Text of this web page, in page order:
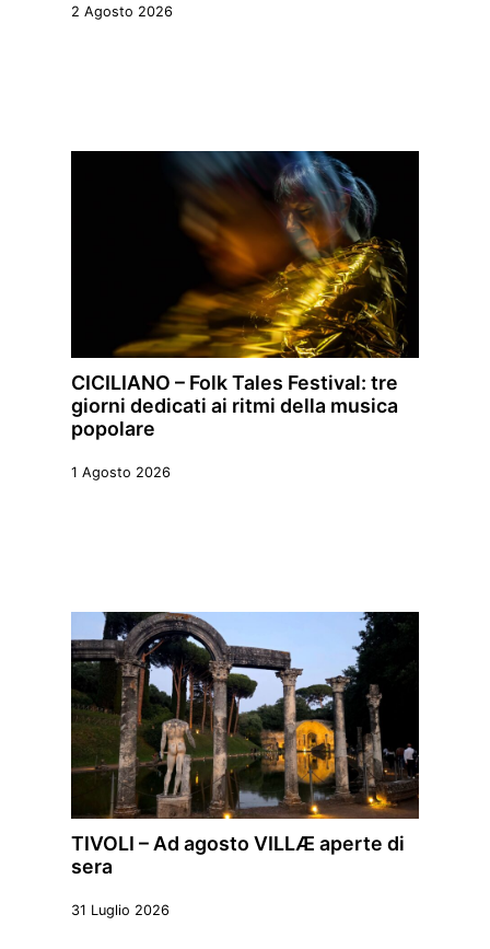
2 Agosto 2026
CICILIANO – Folk Tales Festival: tre
giorni dedicati ai ritmi della musica
popolare
1 Agosto 2026
TIVOLI – Ad agosto VILLÆ aperte di
sera
31 Luglio 2026